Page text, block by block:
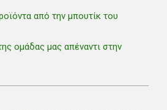
από την μπουτίκ του
ομάδας μας απέναντι στην